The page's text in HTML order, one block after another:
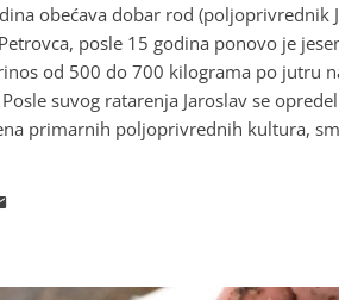
obećava dobar rod (poljoprivrednik
posle 15 godina ponovo je
od 500 do 700 kilograma po jutru
suvog ratarenja Jaroslav se
primarnih poljoprivrednih kultura,